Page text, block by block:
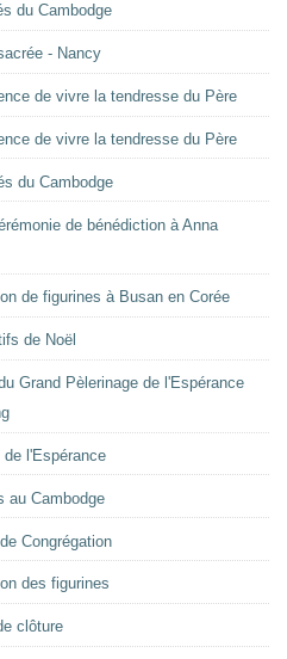
du Cambodge
- Nancy
de vivre la tendresse du Père
de vivre la tendresse du Père
du Cambodge
de bénédiction à Anna
de figurines à Busan en Corée
de Noël
Grand Pèlerinage de l'Espérance
de l'Espérance
au Cambodge
Congrégation
des figurines
clôture